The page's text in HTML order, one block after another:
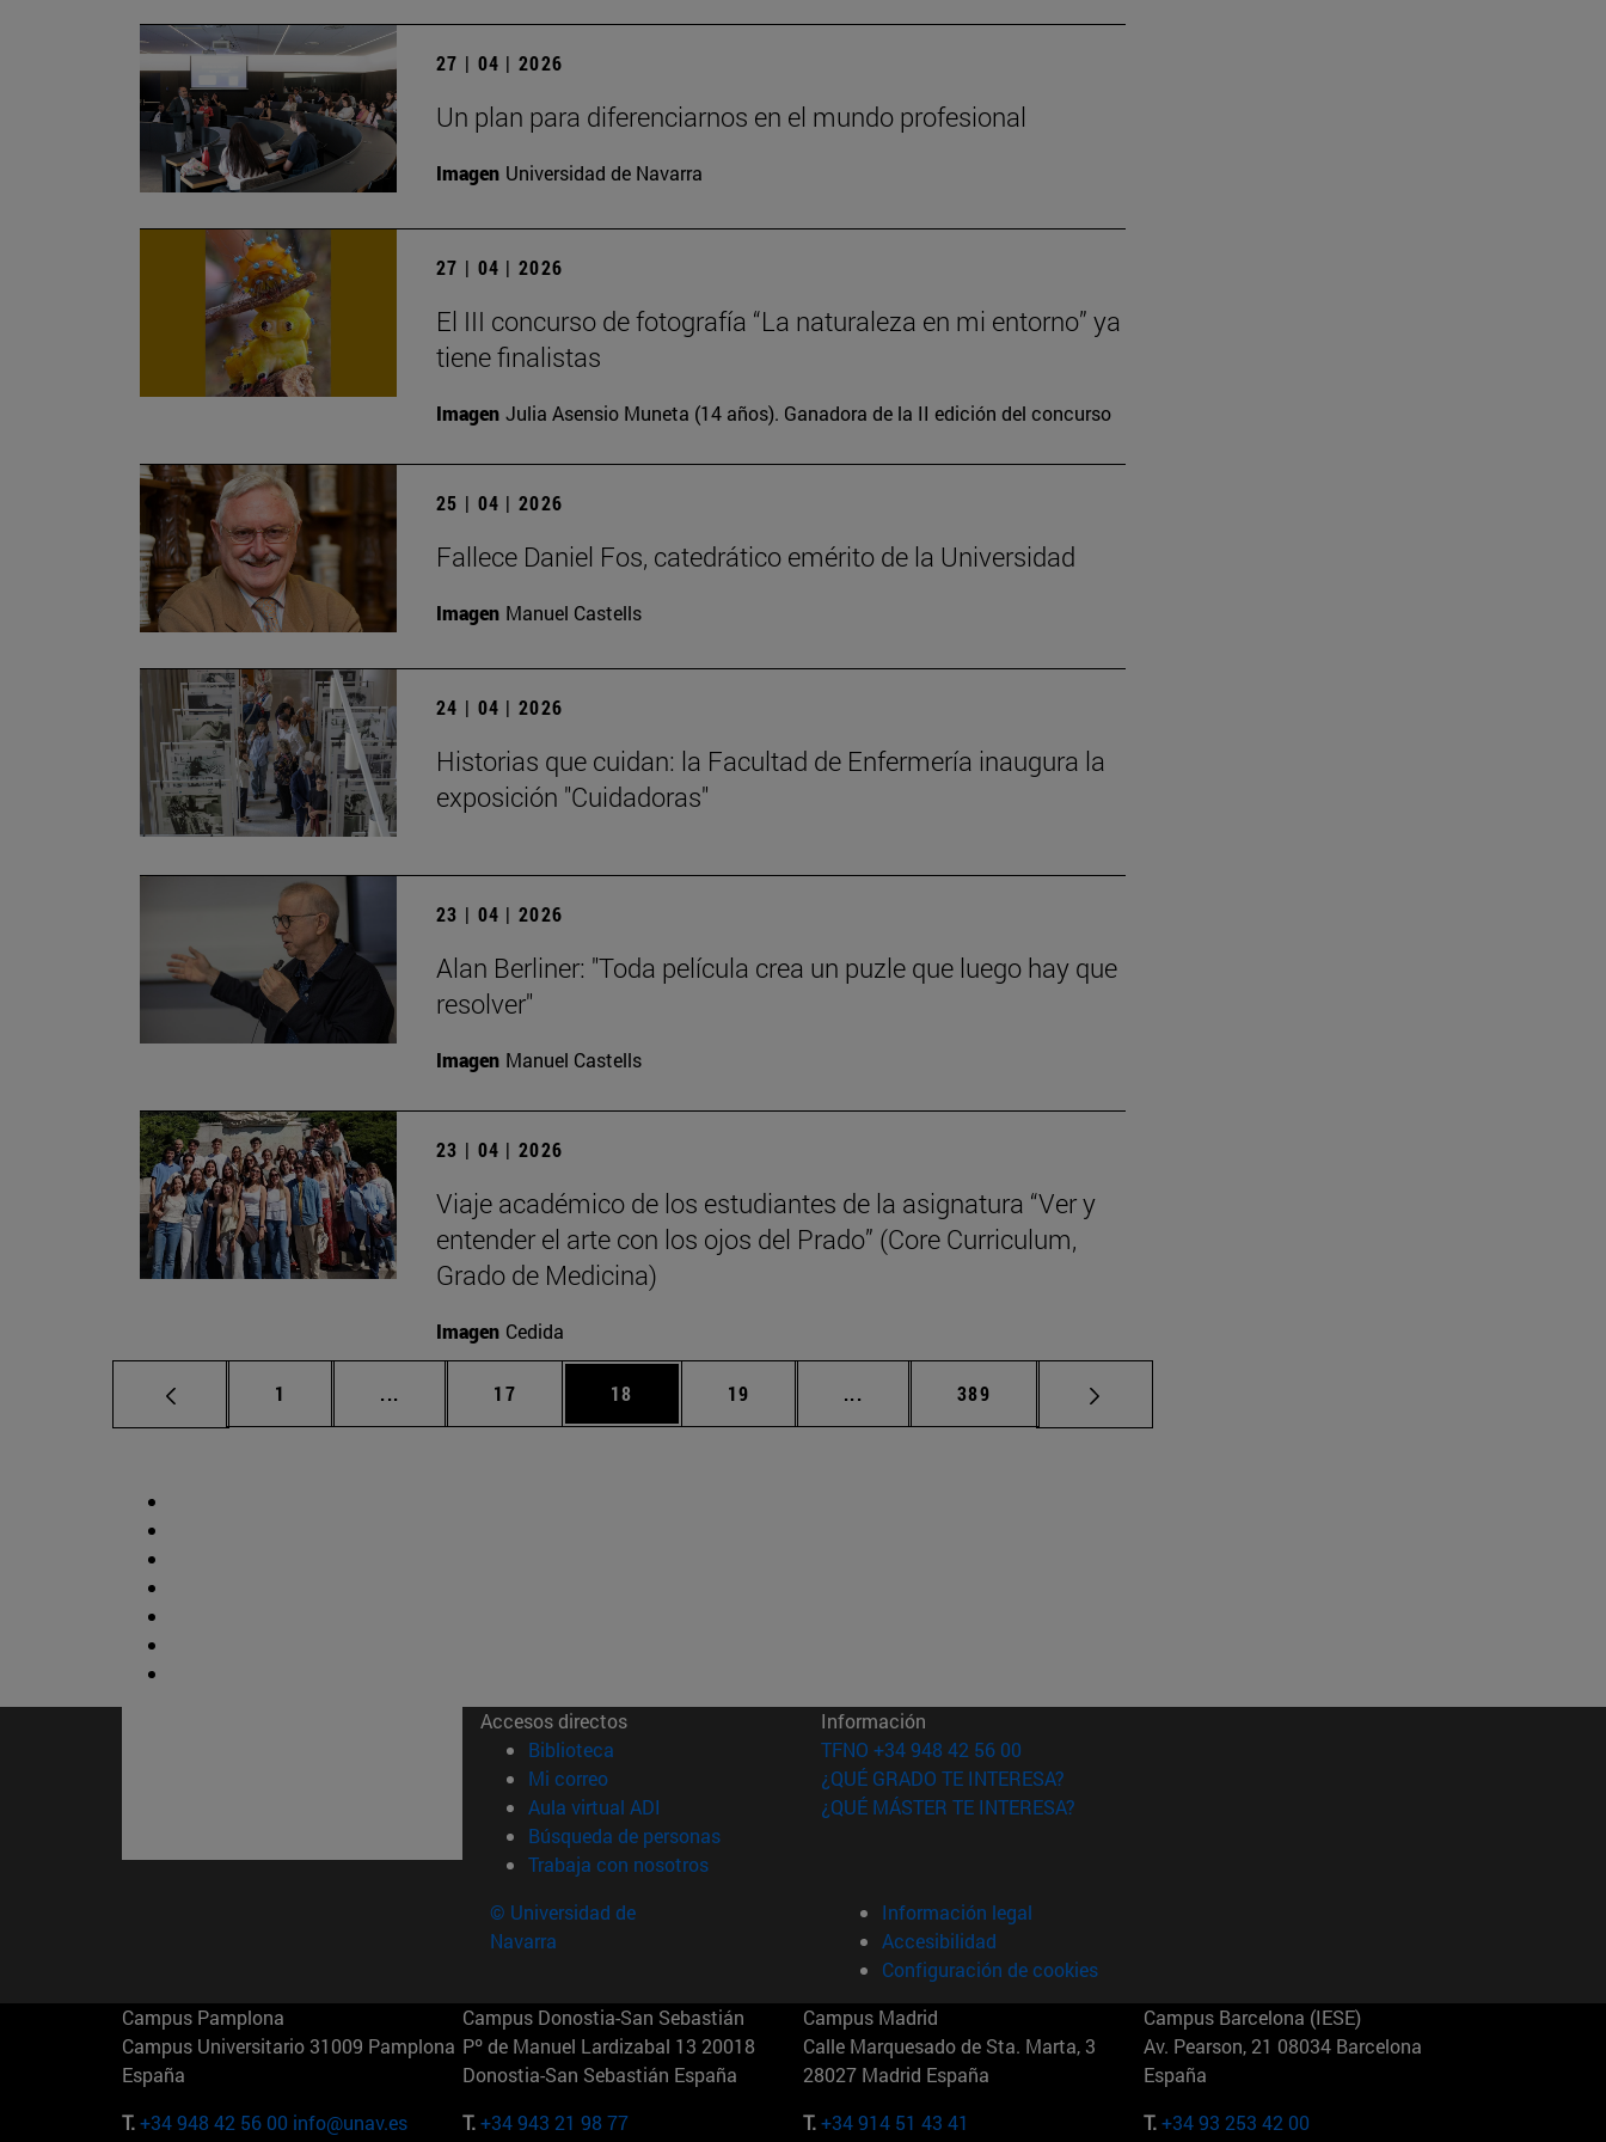
27 | 04 | 2026
Un plan para diferenciarnos en el mundo profesional
Imagen Universidad de Navarra
27 | 04 | 2026
El III concurso de fotografía “La naturaleza en mi entorno” ya
tiene finalistas
Imagen Julia Asensio Muneta (14 años). Ganadora de la II edición del concurso
25 | 04 | 2026
Fallece Daniel Fos, catedrático emérito de la Universidad
Imagen Manuel Castells
24 | 04 | 2026
Historias que cuidan: la Facultad de Enfermería inaugura la
exposición "Cuidadoras"
23 | 04 | 2026
Alan Berliner: "Toda película crea un puzle que luego hay que
resolver"
Imagen Manuel Castells
23 | 04 | 2026
Viaje académico de los estudiantes de la asignatura “Ver y
entender el arte con los ojos del Prado” (Core Curriculum,
Grado de Medicina)
Imagen Cedida
Página
1 ... Páginas intermedias Use TAB para desplazarse.
Página
17 Página
18 Página
19 ... Páginas intermedias Use TAB para desplazarse.
Página
389
Accesos directos
Biblioteca (abre en nueva ventana)
Mi correo(abre en nueva ventana)
Aula virtual ADI (abre en nueva ventana)
Búsqueda de personas(abre en nueva ventana)
Trabaja con nosotros(abre en nueva ventana)
Información
TFNO +34 948 42 56 00
¿QUÉ GRADO TE INTERESA?
¿QUÉ MÁSTER TE INTERESA?
© Universidad de
Navarra
Información legal
Accesibilidad
Configuración de cookies
Campus Pamplona
Campus Universitario 31009 Pamplona
España
T.+34 948 42 56 00 info@unav.es
Campus Donostia-San Sebastián
Pº de Manuel Lardizabal 13 20018
Donostia-San Sebastián España
T.+34 943 21 98 77
Campus Madrid
Calle Marquesado de Sta. Marta, 3
28027 Madrid España
T.+34 914 51 43 41
Campus Barcelona (IESE)
Av. Pearson, 21 08034 Barcelona
España
T.+34 93 253 42 00